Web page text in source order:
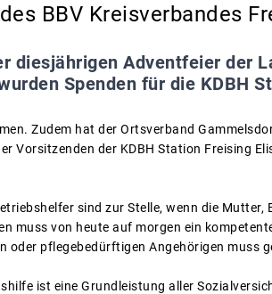
BBV Kreisverbandes
diesjährigen Adventfeier der
Spenden für die KDBH
Zudem hat der Ortsverband
Vorsitzenden der KDBH Station Freising
sind zur Stelle, wenn die
muss von heute auf morgen ein
oder pflegebedürftigen Angehörigen muss
ist eine Grundleistung aller